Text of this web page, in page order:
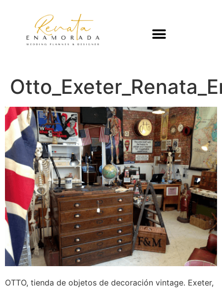
OTTO, tienda de objetos de decoración vintage. Exeter,